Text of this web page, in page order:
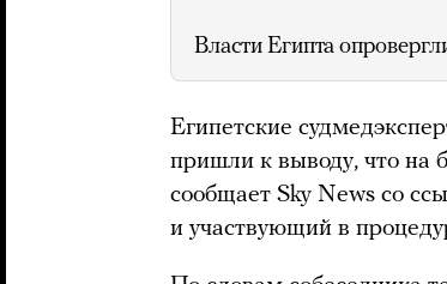
Власти Египта
Египетские
пришли к выводу, что на
сообщает Sky News со
и участвующий в